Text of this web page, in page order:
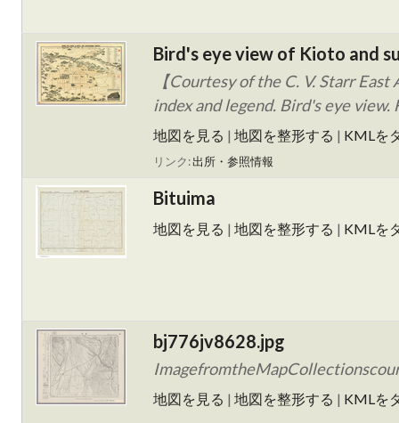
Bird's eye view of Kioto and
【Courtesy of the C. V. Starr
index and legend. Bird's eye
地図を見る | 地図を整形する | KMLを
リンク:出所・参照情報
Bituima
地図を見る | 地図を整形する | KMLを
bj776jv8628.jpg
地図を見る | 地図を整形する | KMLを